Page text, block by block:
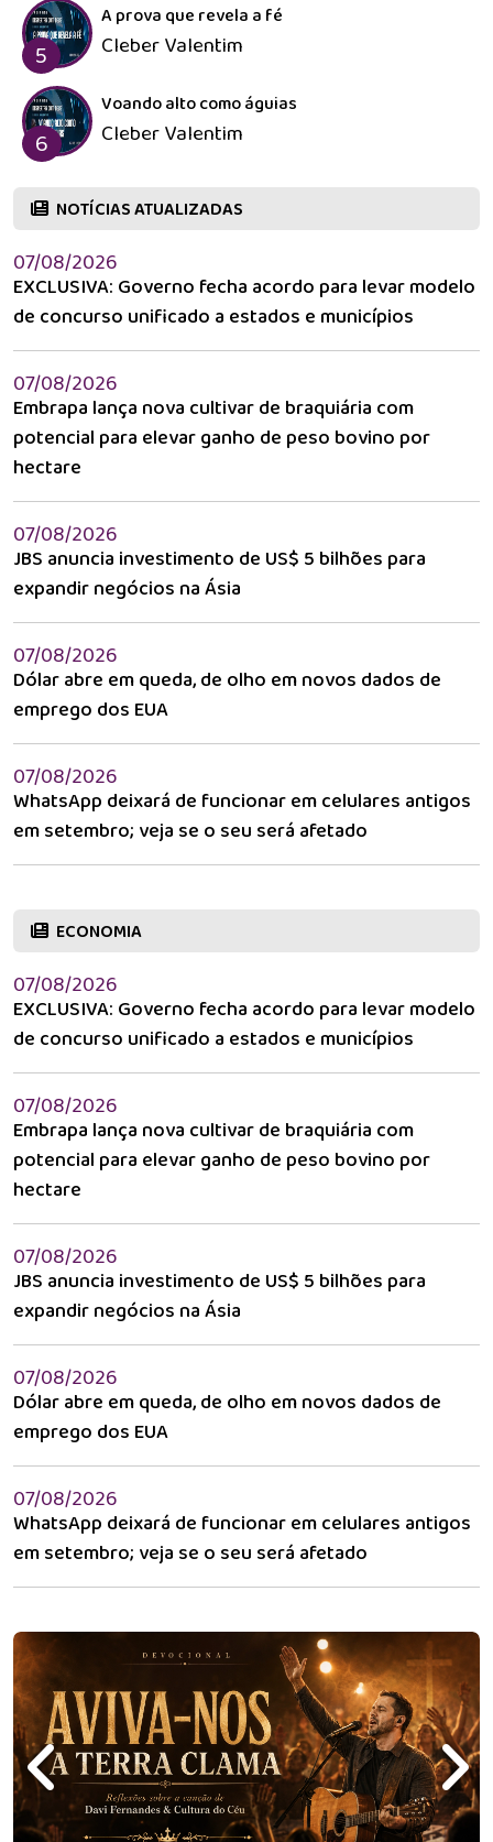
5
A prova que revela a fé
Cleber Valentim
6
Voando alto como águias
Cleber Valentim
NOTÍCIAS ATUALIZADAS
07/08/2026
EXCLUSIVA: Governo fecha acordo para levar modelo
de concurso unificado a estados e municípios
07/08/2026
Embrapa lança nova cultivar de braquiária com
potencial para elevar ganho de peso bovino por
hectare
07/08/2026
JBS anuncia investimento de US$ 5 bilhões para
expandir negócios na Ásia
07/08/2026
Dólar abre em queda, de olho em novos dados de
emprego dos EUA
07/08/2026
WhatsApp deixará de funcionar em celulares antigos
em setembro; veja se o seu será afetado
ECONOMIA
07/08/2026
EXCLUSIVA: Governo fecha acordo para levar modelo
de concurso unificado a estados e municípios
07/08/2026
Embrapa lança nova cultivar de braquiária com
potencial para elevar ganho de peso bovino por
hectare
07/08/2026
JBS anuncia investimento de US$ 5 bilhões para
expandir negócios na Ásia
07/08/2026
Dólar abre em queda, de olho em novos dados de
emprego dos EUA
07/08/2026
WhatsApp deixará de funcionar em celulares antigos
em setembro; veja se o seu será afetado